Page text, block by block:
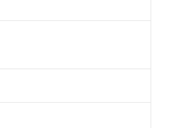
はお客様のお取引先、またはお客様
社にご登録された部品リストについ
するお客様との取引・商談に必要な
予定月が前後することがあります。
が基準値以下であることを示します
売する場合は、上記1、2および3の
あり
ご確認ください)
況の情報を公開していない機種